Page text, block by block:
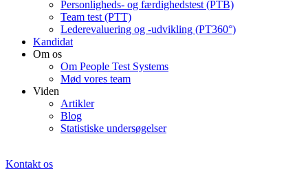
Personligheds- og færdighedstest (PTB)
Team test (PTT)
Lederevaluering og -udvikling (PT360°)
Kandidat
Om os
Om People Test Systems
Mød vores team
Viden
Artikler
Blog
Statistiske undersøgelser
Kontakt os